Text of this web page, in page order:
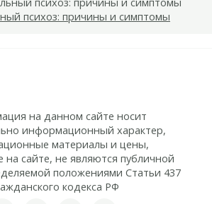
психоз: причины и симптомы
на данном сайте носит
информационный характер,
материалы и цены,
сайте, не являются публичной
положениями Статьи 437
кодекса РФ